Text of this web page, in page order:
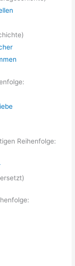
Reihenfolge: